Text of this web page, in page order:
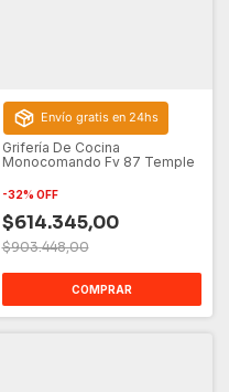
Envío gratis en 24hs
Grifería De Cocina
Monocomando Fv 87 Temple
-32% OFF
$614.345,00
$903.448,00
COMPRAR